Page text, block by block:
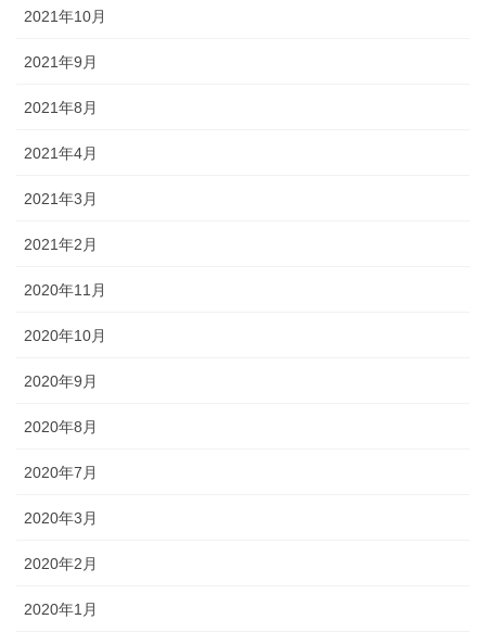
2021年10月
2021年9月
2021年8月
2021年4月
2021年3月
2021年2月
2020年11月
2020年10月
2020年9月
2020年8月
2020年7月
2020年3月
2020年2月
2020年1月